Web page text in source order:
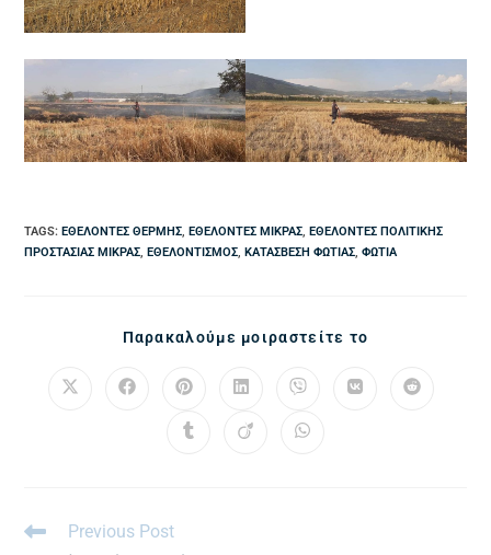
TAGS:ΕΘΕΛΟΝΤΈΣ ΘΈΡΜΗΣ, ΕΘΕΛΟΝΤΈΣ ΜΊΚΡΑΣ, ΕΘΕΛΟΝΤΈΣ ΠΟΛΙΤΙΚΉΣ
ΠΡΟΣΤΑΣΊΑΣ ΜΊΚΡΑΣ, ΕΘΕΛΟΝΤΙΣΜΌΣ, ΚΑΤΆΣΒΕΣΗ ΦΩΤΙΆΣ, ΦΩΤΙΆ
Παρακαλούμε μοιραστείτε το
Previous Post